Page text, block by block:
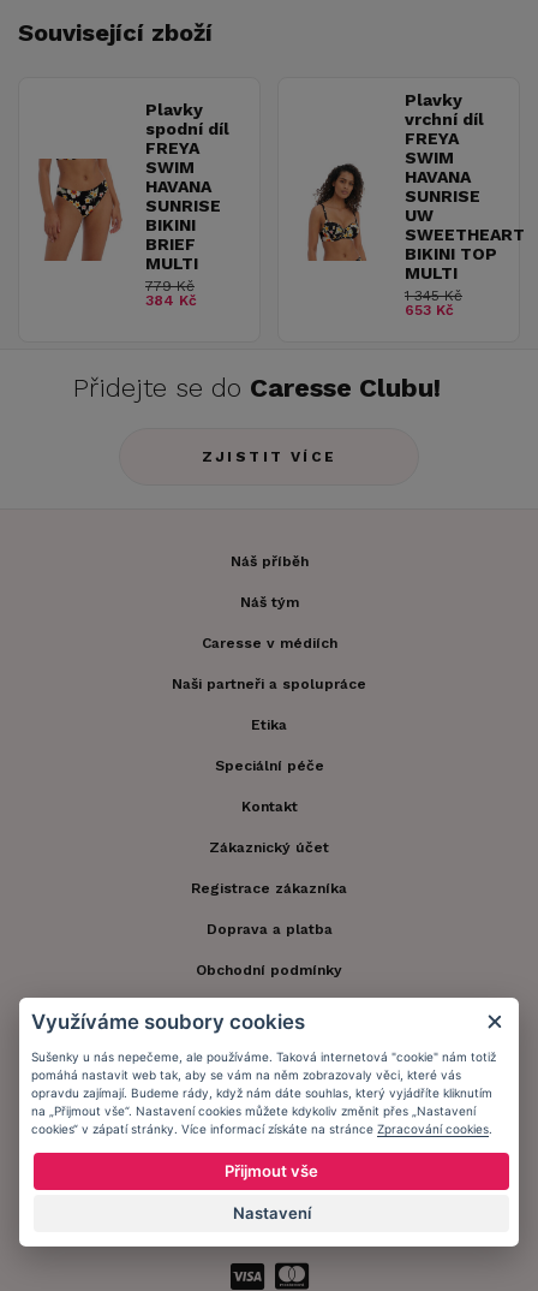
Související zboží
Plavky
spodní díl
FREYA
SWIM
HAVANA
SUNRISE
BIKINI
BRIEF
MULTI
779 Kč
384 Kč
Plavky
vrchní díl
FREYA
SWIM
HAVANA
SUNRISE
UW
SWEETHEART
BIKINI TOP
MULTI
1 345 Kč
653 Kč
Přidejte se do Caresse Clubu!
ZJISTIT VÍCE
Náš příběh
Náš tým
Caresse v médiích
Naši partneři a spolupráce
Etika
Speciální péče
Kontakt
Zákaznický účet
Registrace zákazníka
Doprava a platba
Obchodní podmínky
Ochrana osobních údajů
Informační memorandum
Zůstaňte s námi v kontaktu.
Využíváme soubory cookies
Sušenky u nás nepečeme, ale používáme. Taková internetová "cookie" nám totiž
pomáhá nastavit web tak, aby se vám na něm zobrazovaly věci, které vás
opravdu zajímají. Budeme rády, když nám dáte souhlas, který vyjádříte kliknutím
na „Přijmout vše“. Nastavení cookies můžete kdykoliv změnit přes „Nastavení
cookies“ v zápatí stránky. Více informací získáte na stránce Zpracování cookies
Přijmout vše
Nastavení